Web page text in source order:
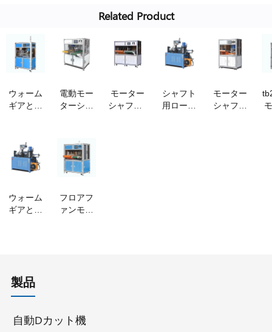
Related Product
ウォーム
ギアとウ
スプライ
ン自動パ
ンチング
電動モー
ターシャ
動機
モーター
シャフト4
シャフト
用ローレ
モーター
シャフト
ウォーム
ギアとウ
フロアフ
ァンモー
製品
自動Dカット機